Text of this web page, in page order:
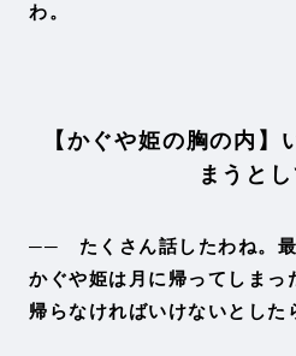
わ。
【かぐや姫の胸の内】
まうと
── たくさん話したわね。最
かぐや姫は月に帰ってしま
帰らなければいけないとした